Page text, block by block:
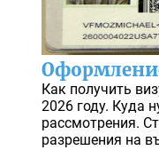
Как получить
2026 году. Куда
рассмотрения.
разрешения на